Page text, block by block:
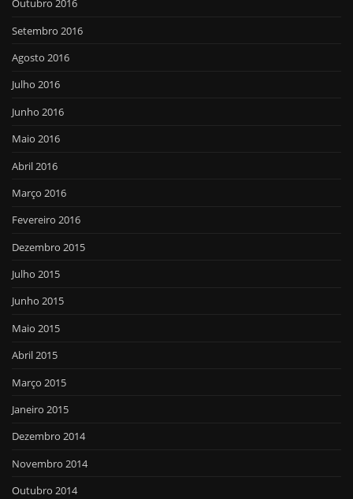
Outubro 2016
Setembro 2016
Agosto 2016
Julho 2016
Junho 2016
Maio 2016
Abril 2016
Março 2016
Fevereiro 2016
Dezembro 2015
Julho 2015
Junho 2015
Maio 2015
Abril 2015
Março 2015
Janeiro 2015
Dezembro 2014
Novembro 2014
Outubro 2014